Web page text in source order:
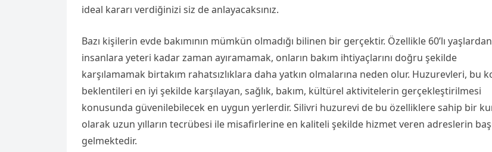
ideal kararı verdiğinizi siz de anlayacaksınız.
Bazı kişilerin evde bakımının mümkün olmadığı bilinen bir gerçektir. Özellikle 60’lı
insanlara yeteri kadar zaman ayıramamak, onların bakım ihtiyaçlarını doğru şekilde
karşılamamak birtakım rahatsızlıklara daha yatkın olmalarına neden olur. Huzurevleri, bu
beklentileri en iyi şekilde karşılayan, sağlık, bakım, kültürel aktivitelerin gerçekleştirilmesi
konusunda güvenilebilecek en uygun yerlerdir. Silivri huzurevi de bu özelliklere sahip bir
olarak uzun yılların tecrübesi ile misafirlerine en kaliteli şekilde hizmet veren adreslerin
gelmektedir.